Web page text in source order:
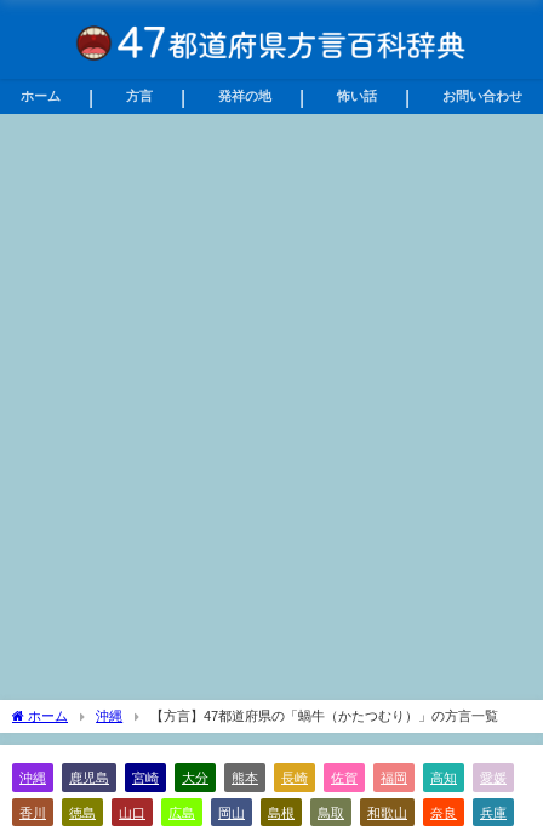
ホーム 方言 発祥の地 怖い話 お問い合わせ
ホーム 沖縄 【方言】47都道府県の「蝸牛（かたつむり）」の方言一覧
沖縄 鹿児島 宮崎 大分 熊本 長崎 佐賀 福岡 高知 愛媛
香川 徳島 山口 広島 岡山 島根 鳥取 和歌山 奈良 兵庫